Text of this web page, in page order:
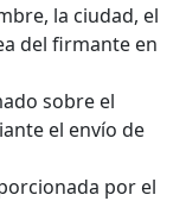
la ciudad, el
del firmante en
sobre el
el envío de
por el